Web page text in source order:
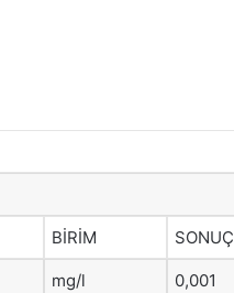
BİRİM SONUÇ
mg/l 0,001